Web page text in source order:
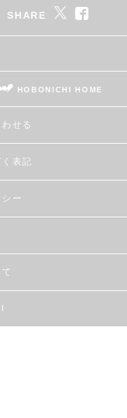
SHARE
HOBONICHI HOME
せる
表記
ー